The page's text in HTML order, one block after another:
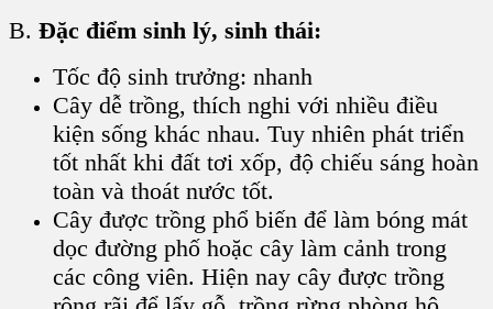
B. Đặc điểm sinh lý, sinh thái:
Tốc độ sinh trưởng: nhanh
Cây dễ trồng, thích nghi với nhiều điều
kiện sống khác nhau. Tuy nhiên phát triển
tốt nhất khi đất tơi xốp, độ chiếu sáng hoàn
toàn và thoát nước tốt.
Cây được trồng phổ biến để làm bóng mát
dọc đường phố hoặc cây làm cảnh trong
các công viên. Hiện nay cây được trồng